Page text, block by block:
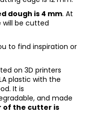
dough is 4 mm. At
be cutted
to find inspiration or
on 3D printers
plastic with the
It is
and made
of the cutter is